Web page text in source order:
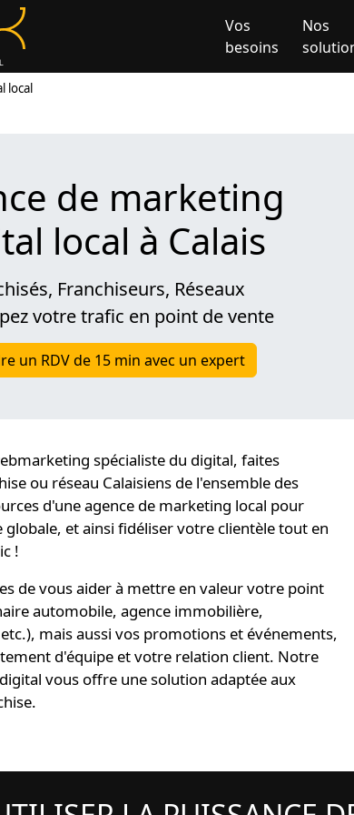
Vos
besoins
Nos
local
de marketing
local à Calais
Franchiseurs, Réseaux
votre trafic en point de vente
un RDV de 15 min avec un expert
spécialiste du digital, faites
ou réseau Calaisiens de l'ensemble des
d'uneagence de marketing local pour
globale, et ainsi fidéliservotre clientèle tout en
!
de vous aider à mettre en valeur votre point
automobile, agence immobilière,
mais aussi vos promotions et événements,
d'équipe et votre relation client. Notre
vous offre une solution adaptée aux
.